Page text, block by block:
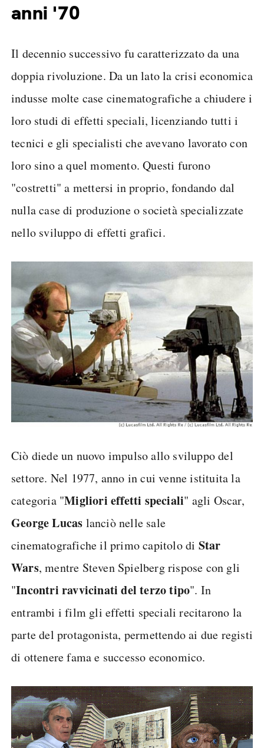
anni '70
Il decennio successivo fu caratterizzato da una
doppia rivoluzione. Da un lato la crisi economica
indusse molte case cinematografiche a chiudere i
loro studi di effetti speciali, licenziando tutti i
tecnici e gli specialisti che avevano lavorato con
loro sino a quel momento. Questi furono
"costretti" a mettersi in proprio, fondando dal
nulla case di produzione o società specializzate
nello sviluppo di effetti grafici.
Ciò diede un nuovo impulso allo sviluppo del
settore. Nel 1977, anno in cui venne istituita la
categoria "Migliori effetti speciali" agli Oscar,
George Lucas lanciò nelle sale
cinematografiche il primo capitolo di Star
Wars, mentre Steven Spielberg rispose con gli
"Incontri ravvicinati del terzo tipo". In
entrambi i film gli effetti speciali recitarono la
parte del protagonista, permettendo ai due registi
di ottenere fama e successo economico.